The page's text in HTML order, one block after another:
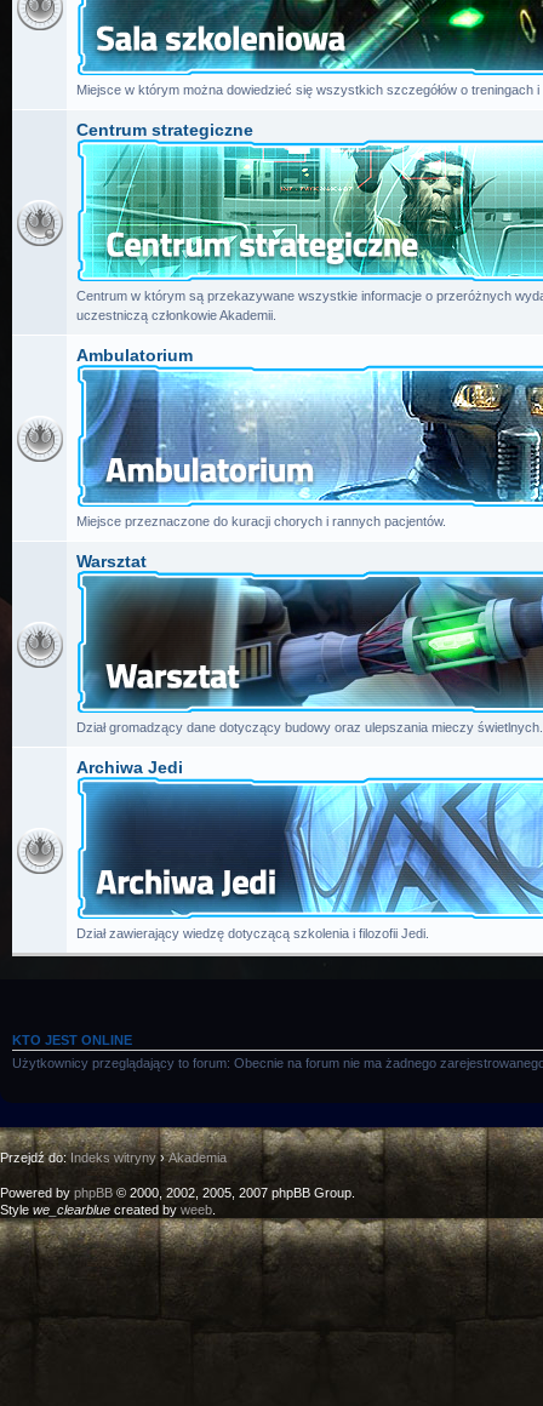
Miejsce w którym można dowiedzieć się wszystkich szczegółów o treningach
Centrum strategiczne
Centrum w którym są przekazywane wszystkie informacje o przeróżnych
uczestniczą członkowie Akademii.
Ambulatorium
Miejsce przeznaczone do kuracji chorych i rannych pacjentów.
Warsztat
Dział gromadzący dane dotyczący budowy oraz ulepszania mieczy świetlnych.
Archiwa Jedi
Dział zawierający wiedzę dotyczącą szkolenia i filozofii Jedi.
KTO JEST ONLINE
Użytkownicy przeglądający to forum: Obecnie na forum nie ma żadnego
Przejdź do:Indeks witryny›Akademia
Powered by phpBB © 2000, 2002, 2005, 2007 phpBB Group.
Style we_clearblue created by weeb